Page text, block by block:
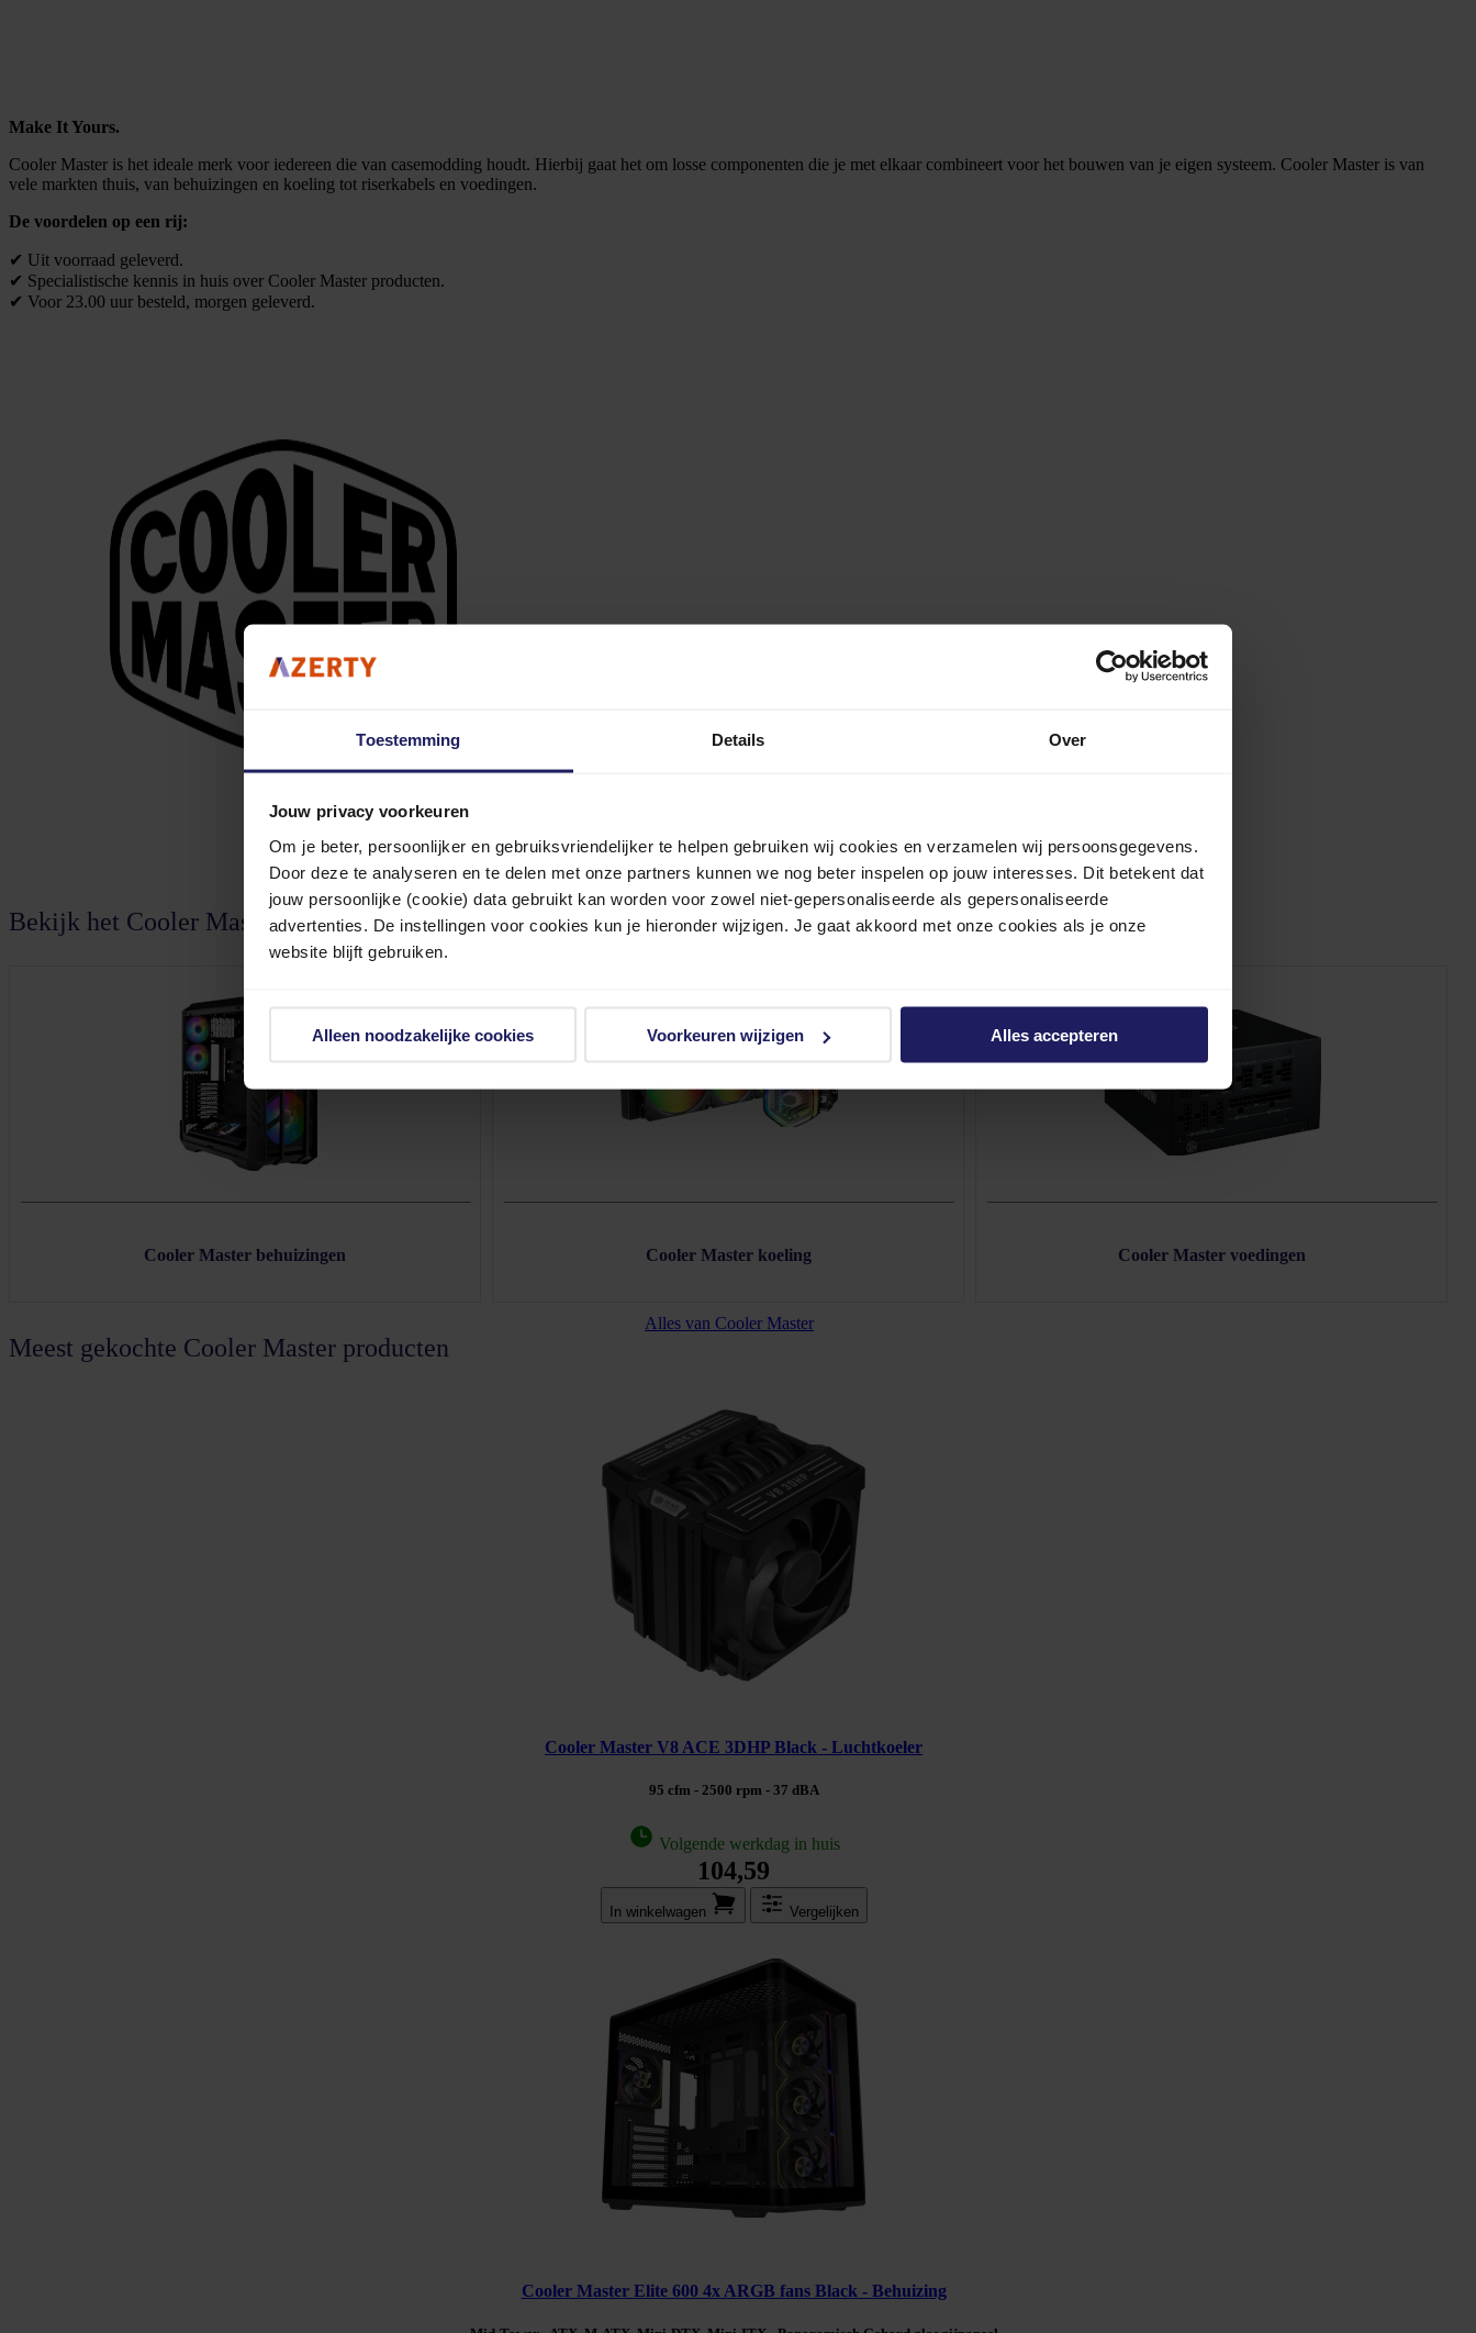
Toestemming Details Over
Jouw privacy voorkeuren
Om je beter, persoonlijker en gebruiksvriendelijker te helpen gebruiken wij cookies en verzamelen wij persoonsgegevens.
Door deze te analyseren en te delen met onze partners kunnen we nog beter inspelen op jouw interesses. Dit betekent dat
jouw persoonlijke (cookie) data gebruikt kan worden voor zowel niet-gepersonaliseerde als gepersonaliseerde
advertenties. De instellingen voor cookies kun je hieronder wijzigen. Je gaat akkoord met onze cookies als je onze
website blijft gebruiken.
Alleen noodzakelijke cookies Voorkeuren wijzigen Alles accepteren
Make It Yours.
Cooler Master is het ideale merk voor iedereen die van casemodding houdt. Hierbij gaat het om losse componenten die je met elkaar combineert voor het bouwen van je eigen systeem. Cooler Master is van
vele markten thuis, van behuizingen en koeling tot riserkabels en voedingen.
De voordelen op een rij:
✔ Uit voorraad geleverd.
✔ Specialistische kennis in huis over Cooler Master producten.
✔ Voor 23.00 uur besteld, morgen geleverd.
Bekijk het Cooler Master assortiment
Cooler Master behuizingen Cooler Master koeling Cooler Master voedingen
Alles van Cooler Master
Meest gekochte Cooler Master producten
Cooler Master V8 ACE 3DHP Black - Luchtkoeler
95 cfm - 2500 rpm - 37 dBA
Volgende werkdag in huis
104,59
In winkel­wagen Vergelijken
Cooler Master Elite 600 4x ARGB fans Black - Behuizing